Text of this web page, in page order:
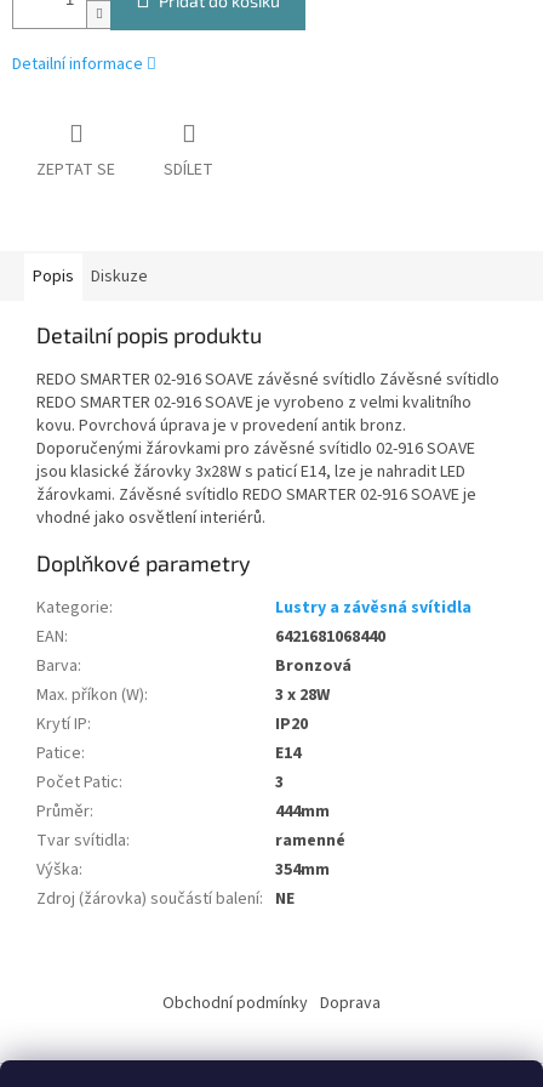
Detailní informace
ZEPTAT SE SDÍLET
Popis Diskuze
Detailní popis produktu
REDO SMARTER 02-916 SOAVE závěsné svítidlo Závěsné svítidlo
REDO SMARTER 02-916 SOAVE je vyrobeno z velmi kvalitního
kovu. Povrchová úprava je v provedení antik bronz.
Doporučenými žárovkami pro závěsné svítidlo 02-916 SOAVE
jsou klasické žárovky 3x28W s paticí E14, lze je nahradit LED
žárovkami. Závěsné svítidlo REDO SMARTER 02-916 SOAVE je
vhodné jako osvětlení interiérů.
Doplňkové parametry
Kategorie:
Lustry a závěsná svítidla
EAN:
6421681068440
Barva:
Bronzová
Max. příkon (W):
3 x 28W
Krytí IP:
IP20
Patice:
E14
Počet Patic:
3
Průměr:
444mm
Tvar svítidla:
ramenné
Výška:
354mm
Zdroj (žárovka) součástí balení: NE
a
t
Obchodní podmínky Doprava